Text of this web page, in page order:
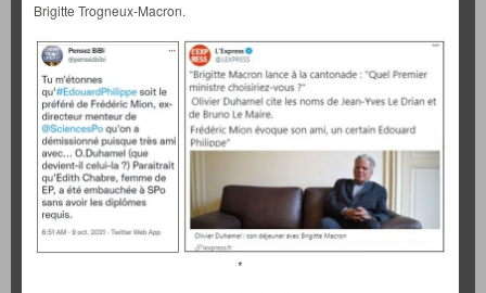
Brigitte Trogneux-Macron.
*